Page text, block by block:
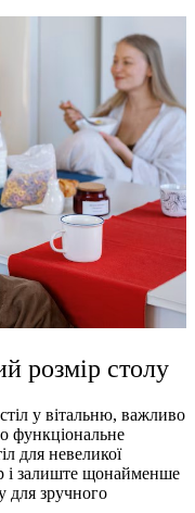
розмір столу
у вітальню, важливо
функціональне
для невеликої
і залиште щонайменше
для зручного